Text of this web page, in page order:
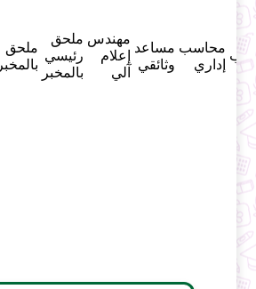
محاسب
إداري
مساعد
وثائقي
مهندس
إعلام
آلي
ملحق
رئيسي
بالمخبر
ملحق
بالمخبر